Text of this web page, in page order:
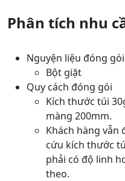
Phân tích nhu
Nguyện liệu đóng gói
Bột giặt
Quy cách đóng gói
Kích thước túi
màng 200mm.
Khách hàng vẫn
cứu kích thước
phải có độ linh
theo.